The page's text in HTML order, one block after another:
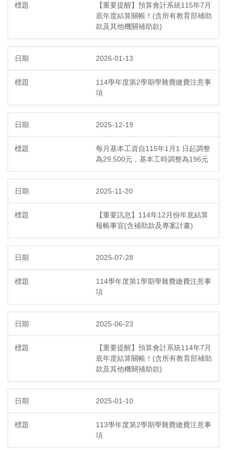
【重要提醒】預算會計系統115年7月
底年度結算關帳！(含所有教育部補助
款及其他機關補助款)
2026-01-13
114學年度第2學期學雜費繳費注意事
項
2025-12-19
每月基本工資自115年1月1 日起調整
為29,500元，基本工時調整為196元
2025-11-20
【重要訊息】114年12月份年底結算
報帳事宜(含補助款及專案計畫)
2025-07-28
114學年度第1學期學雜費繳費注意事
項
2025-06-23
【重要提醒】預算會計系統114年7月
底年度結算關帳！(含所有教育部補助
款及其他機關補助款)
2025-01-10
113學年度第2學期學雜費繳費注意事
項